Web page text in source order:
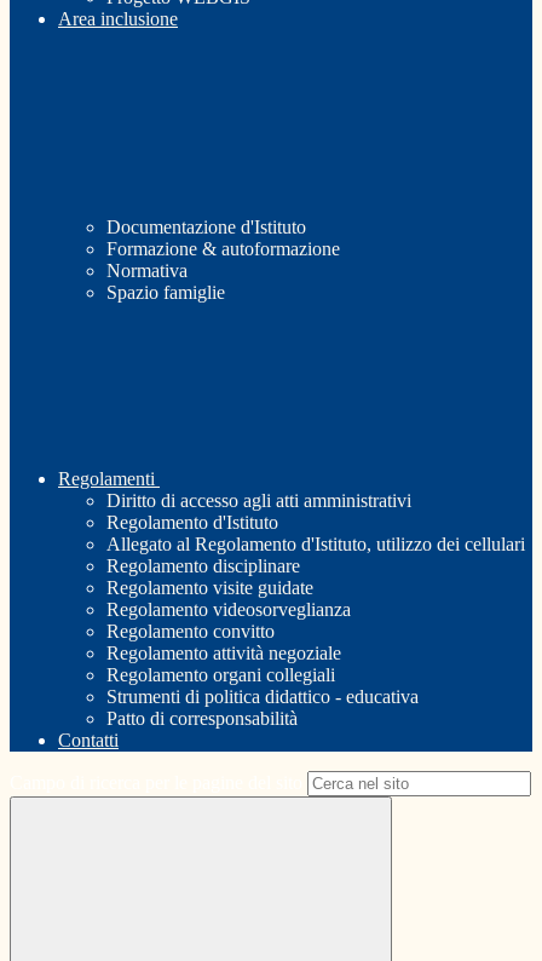
Area inclusione
Documentazione d'Istituto
Formazione & autoformazione
Normativa
Spazio famiglie
Regolamenti
Diritto di accesso agli atti amministrativi
Regolamento d'Istituto
Allegato al Regolamento d'Istituto, utilizzo dei cellulari
Regolamento disciplinare
Regolamento visite guidate
Regolamento videosorveglianza
Regolamento convitto
Regolamento attività negoziale
Regolamento organi collegiali
Strumenti di politica didattico - educativa
Patto di corresponsabilità
Contatti